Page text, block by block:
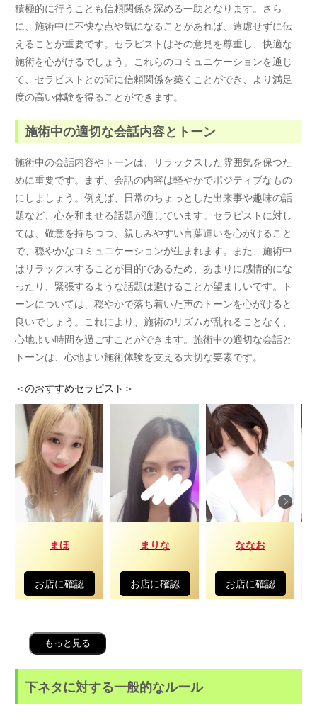
積極的に行うことも信頼関係を深める一助となります。さら
に、施術中に不快な点や気になることがあれば、遠慮せずに伝
えることが重要です。セラピストはその意見を尊重し、快適な
施術を心がけるでしょう。これらのコミュニケーションを通じ
て、セラピストとの間に信頼関係を築くことができ、より満足
度の高い体験を得ることができます。
施術中の適切な会話内容とトーン
施術中の会話内容やトーンは、リラックスした雰囲気を保つた
めに重要です。まず、会話の内容は軽やかでポジティブなもの
にしましょう。例えば、日常のちょっとした出来事や趣味の話
題など、心を和ませる話題が適しています。セラピストに対し
ては、敬意を持ちつつ、親しみやすい言葉遣いを心がけること
で、穏やかなコミュニケーションが生まれます。また、施術中
はリラックスすることが目的であるため、あまりに感情的にな
ったり、緊張するような話題は避けることが望ましいです。ト
ーンについては、穏やかで落ち着いた声のトーンを心がけると
良いでしょう。これにより、施術のリズムが乱れることなく、
心地よい時間を過ごすことができます。施術中の適切な会話と
トーンは、心地よい施術体験を支える大切な要素です。
＜のおすすめセラピスト＞
まほ
お店に確認
まりな
お店に確認
ななお
お店に確認
もっと見る
下ネタに対する一般的なルール